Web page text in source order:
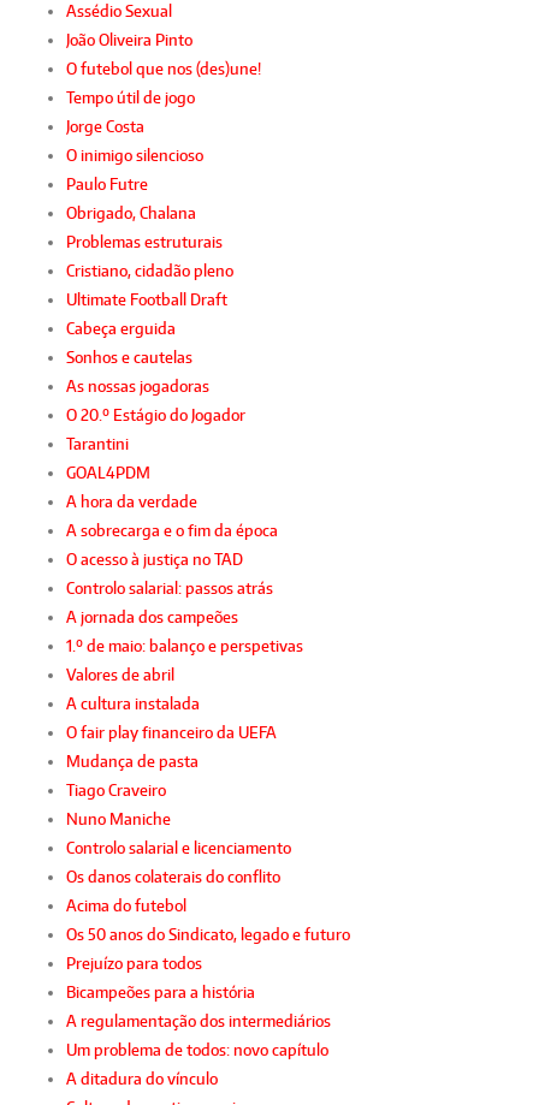
Assédio Sexual
João Oliveira Pinto
O futebol que nos (des)une!
Tempo útil de jogo
Jorge Costa
O inimigo silencioso
Paulo Futre
Obrigado, Chalana
Problemas estruturais
Cristiano, cidadão pleno
Ultimate Football Draft
Cabeça erguida
Sonhos e cautelas
As nossas jogadoras
O 20.º Estágio do Jogador
Tarantini
GOAL4PDM
A hora da verdade
A sobrecarga e o fim da época
O acesso à justiça no TAD
Controlo salarial: passos atrás
A jornada dos campeões
1.º de maio: balanço e perspetivas
Valores de abril
A cultura instalada
O fair play financeiro da UEFA
Mudança de pasta
Tiago Craveiro
Nuno Maniche
Controlo salarial e licenciamento
Os danos colaterais do conflito
Acima do futebol
Os 50 anos do Sindicato, legado e futuro
Prejuízo para todos
Bicampeões para a história
A regulamentação dos intermediários
Um problema de todos: novo capítulo
A ditadura do vínculo